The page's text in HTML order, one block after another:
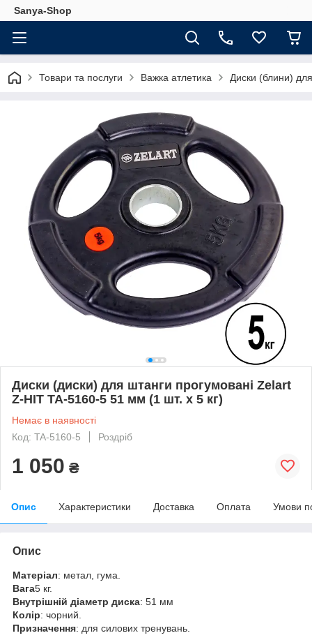
Sanya-Shop
Товари та послуги Важка атлетика Диски (блини)
Диски (диски) для штанги прогумовані Zelart
Z-HIT TA-5160-5 51 мм (1 шт. х 5 кг)
Немає в наявності
Код: TA-5160-5
Роздріб
1 050 ₴
Опис Характеристики Доставка Оплата Умови
Опис
Матеріал: метал, гума.
Вага5 кг.
Внутрішній діаметр диска: 51 мм
Колір: чорний.
Призначення: для силових тренувань.